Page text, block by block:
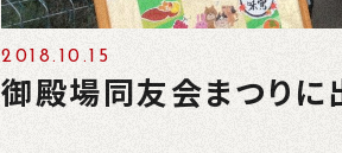
2018.10.15
御殿場同友会まつりに